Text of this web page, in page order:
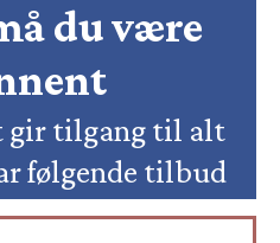
du være
gir tilgang til alt
følgende tilbud